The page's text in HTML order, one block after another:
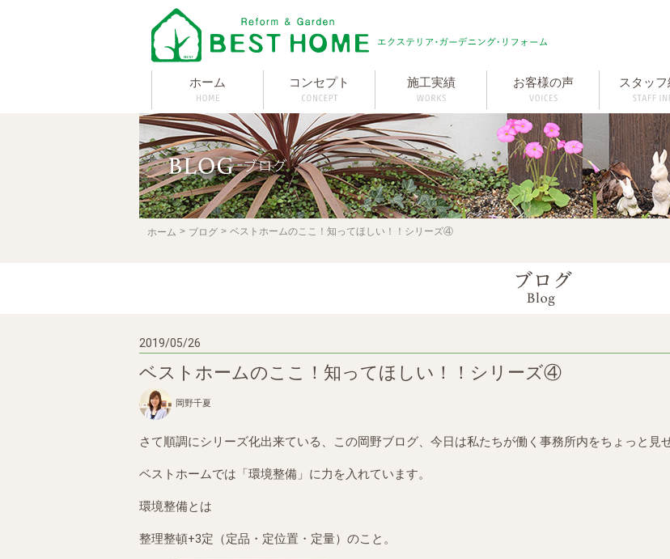
ホーム コンセプト 施工実績 お客様の声 スタッフ
ホーム ブログ ベストホームのここ！知ってほしい！！シリーズ④
2019/05/26
ベストホームのここ！知ってほしい！！シリーズ④
岡野千夏
さて順調にシリーズ化出来ている、この岡野ブログ、今日は私たちが働く事務所内をちょっと見
ベストホームでは「環境整備」に力を入れています。
環境整備とは
整理整頓+3定（定品・定位置・定量）のこと。